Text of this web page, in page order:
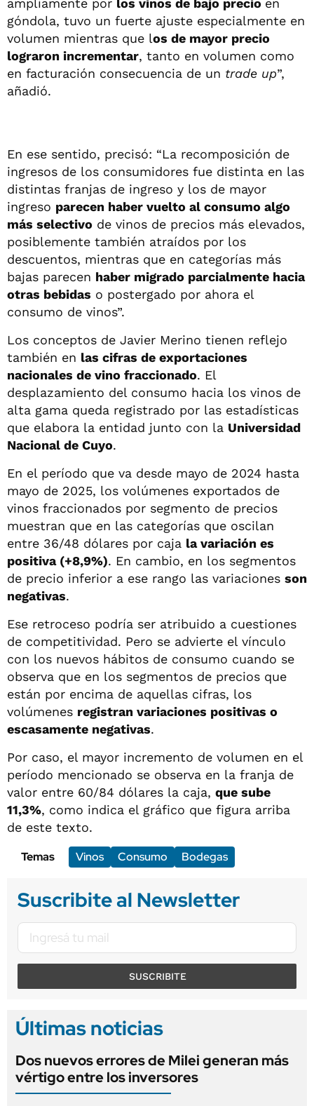
góndola, tuvo un fuerte ajuste especialmente en
volumen mientras que los de mayor precio
lograron incrementar, tanto en volumen como
en facturación consecuencia de un trade up”,
añadió.
En ese sentido, precisó: “La recomposición de
ingresos de los consumidores fue distinta en las
distintas franjas de ingreso y los de mayor
ingreso parecen haber vuelto al consumo algo
más selectivo de vinos de precios más elevados,
posiblemente también atraídos por los
descuentos, mientras que en categorías más
bajas parecen haber migrado parcialmente hacia
otras bebidas o postergado por ahora el
consumo de vinos”.
Los conceptos de Javier Merino tienen reflejo
también en las cifras de exportaciones
nacionales de vino fraccionado. El
desplazamiento del consumo hacia los vinos de
alta gama queda registrado por las estadísticas
que elabora la entidad junto con la Universidad
Nacional de Cuyo.
En el período que va desde mayo de 2024 hasta
mayo de 2025, los volúmenes exportados de
vinos fraccionados por segmento de precios
muestran que en las categorías que oscilan
entre 36/48 dólares por caja la variación es
positiva (+8,9%). En cambio, en los segmentos
de precio inferior a ese rango las variaciones son
negativas.
Ese retroceso podría ser atribuido a cuestiones
de competitividad. Pero se advierte el vínculo
con los nuevos hábitos de consumo cuando se
observa que en los segmentos de precios que
están por encima de aquellas cifras, los
volúmenes registran variaciones positivas o
escasamente negativas.
Por caso, el mayor incremento de volumen en el
período mencionado se observa en la franja de
valor entre 60/84 dólares la caja, que sube
11,3%, como indica el gráfico que figura arriba
de este texto.
Temas
Vinos Consumo Bodegas
Suscribite al Newsletter
SUSCRIBITE
Últimas noticias
Dos nuevos errores de Milei generan más
vértigo entre los inversores